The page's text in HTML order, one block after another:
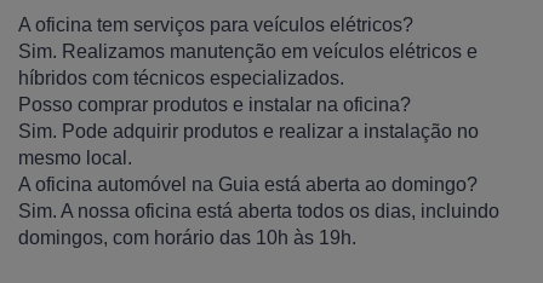
A oficina tem serviços para veículos elétricos?
Sim. Realizamos manutenção em veículos elétricos e
híbridos com técnicos especializados.
Posso comprar produtos e instalar na oficina?
Sim. Pode adquirir produtos e realizar a instalação no
mesmo local.
A oficina automóvel na Guia está aberta ao domingo?
Sim. A nossa oficina está aberta todos os dias, incluindo
domingos, com horário das 10h às 19h.